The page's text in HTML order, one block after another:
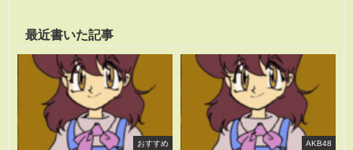
最近書いた記事
おすすめ AKB48